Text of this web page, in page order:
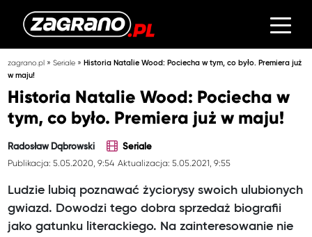
zagrano.pl »Seriale »Historia Natalie Wood: Pociecha w tym, co było. Premiera już
w maju!
Historia Natalie Wood: Pociecha w
tym, co było. Premiera już w maju!
Radosław Dąbrowski Seriale
Publikacja: 5.05.2020, 9:54 Aktualizacja: 5.05.2021, 9:55
Ludzie lubią poznawać życiorysy swoich ulubionych
gwiazd. Dowodzi tego dobra sprzedaż biografii
jako gatunku literackiego. Na zainteresowanie nie